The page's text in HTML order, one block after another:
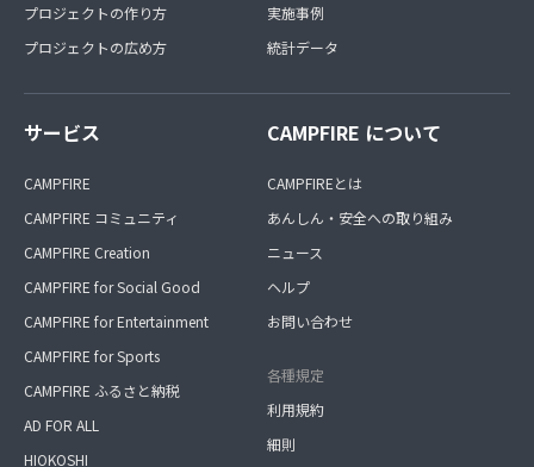
プロジェクトの作り方
プロジェクトの広め方
実施事例
統計データ
サービス
CAMPFIRE
CAMPFIRE コミュニティ
CAMPFIRE Creation
CAMPFIRE for Social Good
CAMPFIRE for Entertainment
CAMPFIRE for Sports
CAMPFIRE ふるさと納税
AD FOR ALL
HIOKOSHI
CAMPFIRE について
CAMPFIREとは
あんしん・安全への取り組み
ニュース
ヘルプ
お問い合わせ
各種規定
利用規約
細則